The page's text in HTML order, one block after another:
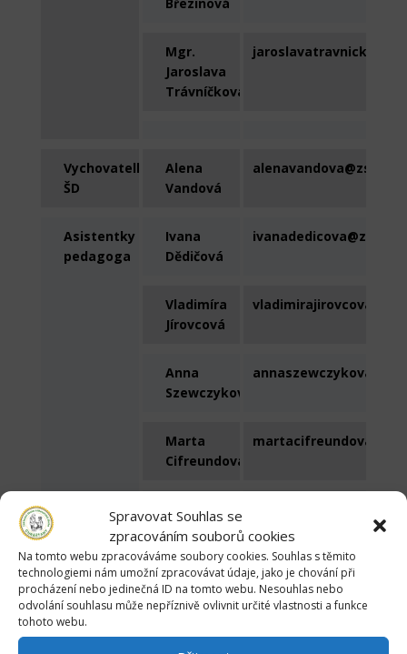
Spravovat Souhlas se
zpracováním souborů cookies
Na tomto webu zpracováváme soubory cookies. Souhlas s těmito
technologiemi nám umožní zpracovávat údaje, jako je chování při
procházení nebo jedinečná ID na tomto webu. Nesouhlas nebo
odvolání souhlasu může nepříznivě ovlivnit určité vlastnosti a funkce
tohoto webu.
Mgr.
Jaroslava
Trávníčková
Vychovatelka
ŠD
Alena
Vandová
Asistentky
pedagoga
Ivana
Dědičová
Vladimíra
Jírovcová
Anna
Szewczyková
Marta
Cifreundová
Eva
Eliášová
Ekonomka
Marie
Sádlová